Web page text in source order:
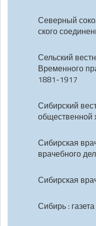
Северный
ского
Сельский
Временного
1881-1917
Сибирский
общественной
Сибирская
врачебного
Сибирская
Сибирь :